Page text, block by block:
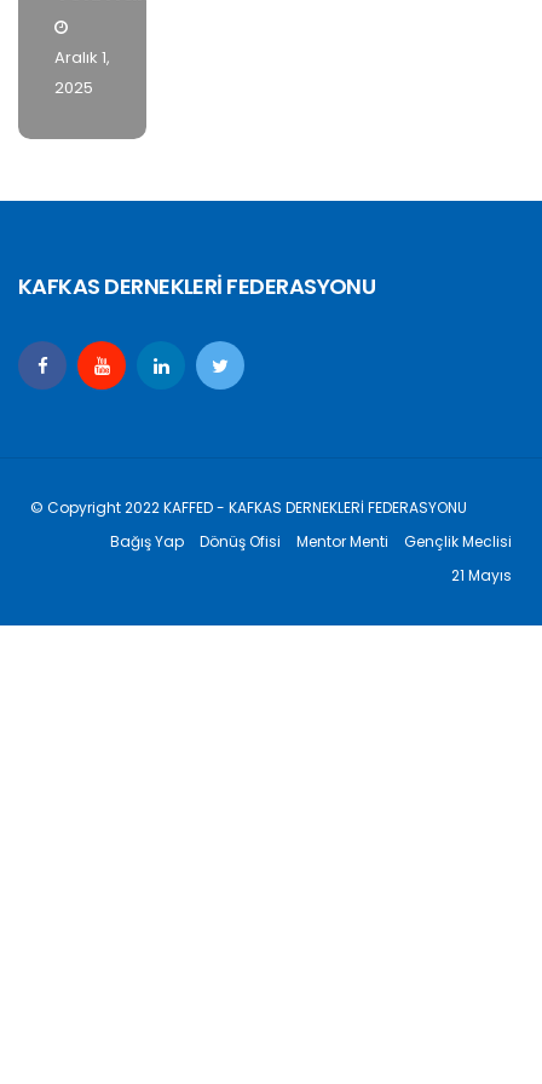
Aralık 1,
2025
KAFKAS DERNEKLERİ FEDERASYONU
© Copyright 2022 KAFFED - KAFKAS DERNEKLERİ FEDERASYONU
Bağış Yap
Dönüş Ofisi Mentor Menti
Gençlik Meclisi
21 Mayıs